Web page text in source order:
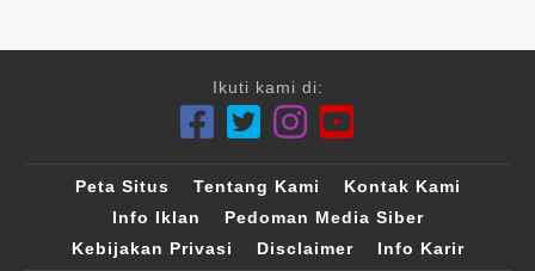
Ikuti kami di:
Peta Situs Tentang Kami
Kontak Kami
Info Iklan
Pedoman Media Siber
Kebijakan Privasi
Disclaimer Info Karir